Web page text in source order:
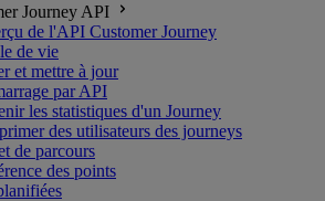
Journey API
de l'API Customer Journey
de vie
et mettre à jour
par API
les statistiques d'un Journey
des utilisateurs des journeys
de parcours
des points